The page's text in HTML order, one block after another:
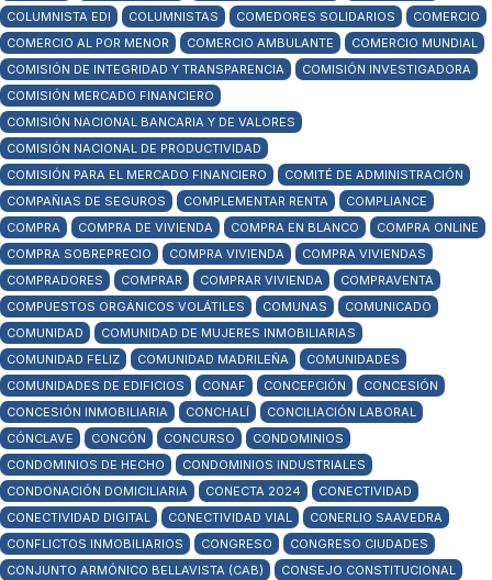
COLUMNISTA EDI
COLUMNISTAS COMEDORES SOLIDARIOS
COMERCIO
COMERCIO AL POR MENOR
COMERCIO AMBULANTE
COMERCIO MUNDIAL
COMISIÓN DE INTEGRIDAD Y TRANSPARENCIA
COMISIÓN INVESTIGADORA
COMISIÓN MERCADO FINANCIERO
COMISIÓN NACIONAL BANCARIA Y DE VALORES
COMISIÓN NACIONAL DE PRODUCTIVIDAD
COMISIÓN PARA EL MERCADO FINANCIERO
COMITÉ DE ADMINISTRACIÓN
COMPAÑIAS DE SEGUROS
COMPLEMENTAR RENTA
COMPLIANCE
COMPRA
COMPRA DE VIVIENDA COMPRA EN BLANCO
COMPRA ONLINE
COMPRA SOBREPRECIO
COMPRA VIVIENDA
COMPRA VIVIENDAS
COMPRADORES
COMPRAR COMPRAR VIVIENDA
COMPRAVENTA
COMPUESTOS ORGÁNICOS VOLÁTILES
COMUNAS
COMUNICADO
COMUNIDAD
COMUNIDAD DE MUJERES INMOBILIARIAS
COMUNIDAD FELIZ
COMUNIDAD MADRILEÑA
COMUNIDADES
COMUNIDADES DE EDIFICIOS
CONAF CONCEPCIÓN
CONCESIÓN
CONCESIÓN INMOBILIARIA
CONCHALÍ
CONCILIACIÓN LABORAL
CÓNCLAVE
CONCÓN CONCURSO
CONDOMINIOS
CONDOMINIOS DE HECHO
CONDOMINIOS INDUSTRIALES
CONDONACIÓN DOMICILIARIA
CONECTA 2024
CONECTIVIDAD
CONECTIVIDAD DIGITAL
CONECTIVIDAD VIAL
CONERLIO SAAVEDRA
CONFLICTOS INMOBILIARIOS
CONGRESO
CONGRESO CIUDADES
CONJUNTO ARMÓNICO BELLAVISTA (CAB)
CONSEJO CONSTITUCIONAL